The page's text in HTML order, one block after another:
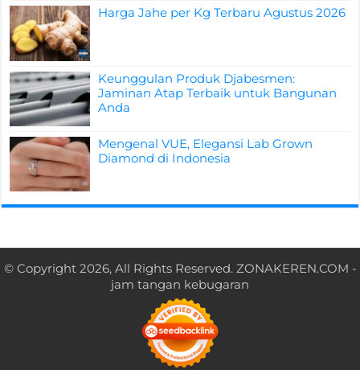
Harga Jahe per Kg Terbaru Agustus 2026
Keunggulan Produk Djabesmen:
Jaminan Atap Terbaik untuk Bangunan
Anda
Mengenal VUE, Elegansi Lab Grown
Diamond di Indonesia
© Copyright 2026, All Rights Reserved. ZONAKEREN.COM -
jam tangan kebugaran